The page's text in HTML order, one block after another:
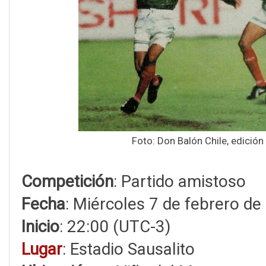
Foto: Don Balón Chile,
Competición: Partido amistoso
Fecha: Miércoles 7 de febrero
Inicio: 22:00 (UTC-3)
Lugar: Estadio Sausalito